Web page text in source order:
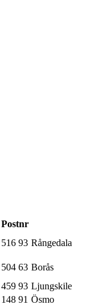
Postnr
516 93 Rångedala
504 63 Borås
459 93 Ljungskile
148 91 Ösmo